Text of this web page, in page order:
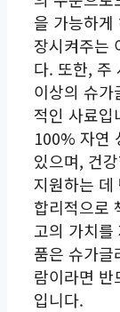
을 가능하게
장시켜주는
다. 또한, 주
이상의 슈가
적인 사료입
100% 자연
있으며, 건
지원하는 데
합리적으로
고의 가치를
품은 슈가
람이라면 반
입니다.